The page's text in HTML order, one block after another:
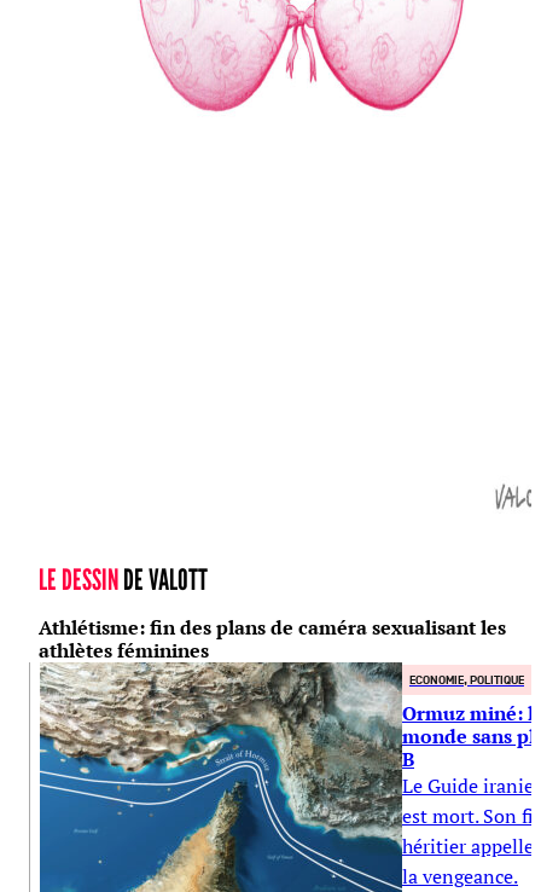
LE DESSINDE VALOTT
Athlétisme: fin des plans de caméra sexualisant les
athlètes féminines
ECONOMIE, POLITIQUE
Ormuz miné:
monde sans
B
Le Guide
est mort. Son
héritier appelle
la vengeance.